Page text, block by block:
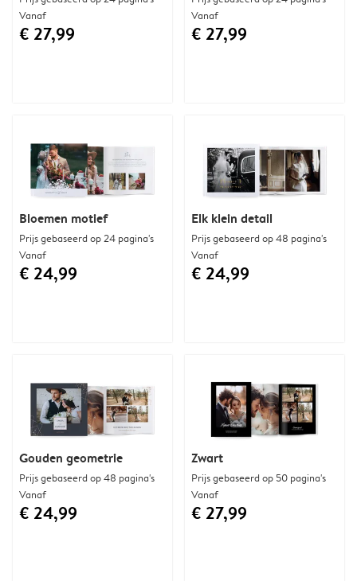
Gouden geometrie
Prijs gebaseerd op 48 pagina's
Vanaf
€ 24,99
Zwart
Prijs gebaseerd op 50 pagina's
Vanaf
€ 27,99
Vanaf
€ 27,99
Vanaf
€ 27,99
Bloemen motief
Prijs gebaseerd op 24 pagina's
Vanaf
€ 24,99
Elk klein detail
Prijs gebaseerd op 48 pagina's
Vanaf
€ 24,99